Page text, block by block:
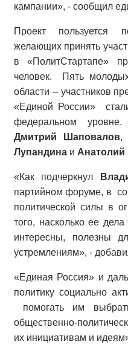
кампании», - сообщил
Проект пользуется
желающих принять
в «ПолитСтартапе»
человек. Пять
области – участников
«Единой России»
федеральном
Дмитрий Шаповалов,
Лупандина и Анатолий
«Как подчеркнул
партийном форуме, в
политической силы в
того, насколько ее
интересны, полезны
устремлениям», -
«Единая Россия» и
политику социально
помогать им
общественно-
их инициативам и